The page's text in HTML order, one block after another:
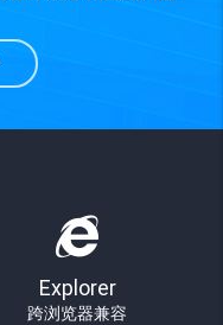
Explorer
跨浏览器兼容